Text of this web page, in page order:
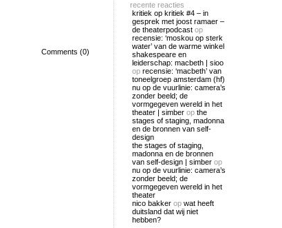
Comments (0)
recente reacties
kritiek op kritiek #4 – in
gesprek met joost ramaer –
de theaterpodcast op
recensie: ‘moskou op sterk
water’ van de warme winkel
shakespeare en
leiderschap: macbeth | sioo
op recensie: ‘macbeth’ van
toneelgroep amsterdam (hf)
nu op de vuurlinie: camera’s
zonder beeld; de
vormgegeven wereld in het
theater | simber op the
stages of staging, madonna
en de bronnen van self-
design
the stages of staging,
madonna en de bronnen
van self-design | simber op
nu op de vuurlinie: camera’s
zonder beeld; de
vormgegeven wereld in het
theater
nico bakker op wat heeft
duitsland dat wij niet
hebben?